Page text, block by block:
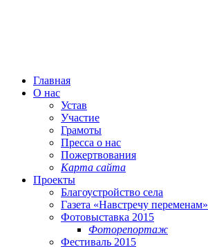
Главная
О нас
Устав
Участие
Грамоты
Пресса о нас
Пожертвования
Карта сайта
Проекты
Благоустройство села
Газета «Навстречу переменам»
Фотовыставка 2015
Фоторепортаж
Фестиваль 2015